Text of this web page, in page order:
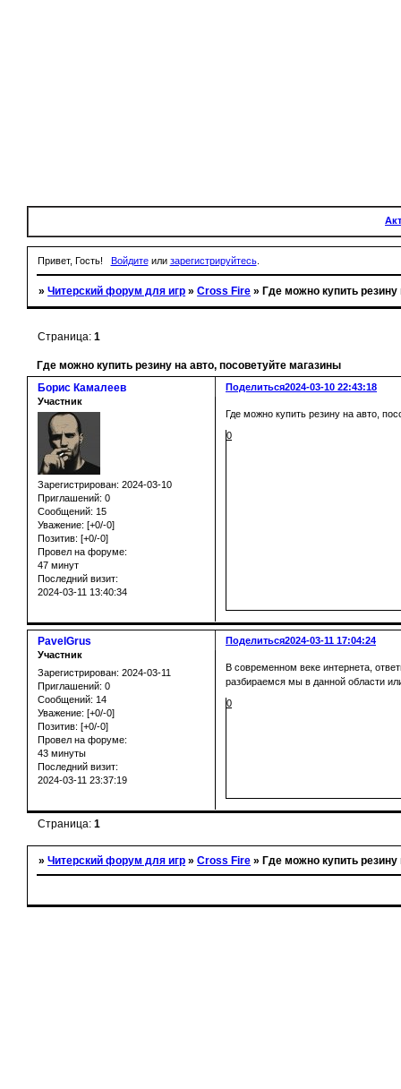
Привет, Гость! Войдитеили зарегистрируйтесь.
»Читерский форум для игр »Cross Fire »Где можно купить резину
Где можно купить резину на авто, посоветуйте магазины
Страница:1
Поделиться2024-03-10 22:43:18
Борис Камалеев
Участник
Зарегистрирован: 2024-03-10
Приглашений: 0
Сообщений: 15
Уважение: [+0/-0]
Позитив: [+0/-0]
Провел на форуме:
47 минут
Последний визит:
2024-03-11 13:40:34
Где можно купить резину на авто,
0
Поделиться2024-03-11 17:04:24
PavelGrus
Участник
Зарегистрирован: 2024-03-11
Приглашений: 0
Сообщений: 14
Уважение: [+0/-0]
Позитив: [+0/-0]
Провел на форуме:
43 минуты
Последний визит:
2024-03-11 23:37:19
В современном веке интернета,
разбираемся мы в данной области
0
Страница:1
»Читерский форум для игр »Cross Fire » Где можно купить